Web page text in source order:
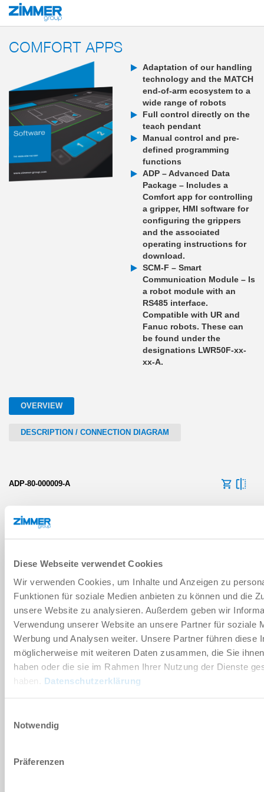
Diese Webseite verwendet Cookies
Wir verwenden Cookies, um Inhalte und Anzeigen zu
Funktionen für soziale Medien anbieten zu können und die
unsere Website zu analysieren. Außerdem geben wir
Verwendung unserer Website an unsere Partner für soziale
Werbung und Analysen weiter. Unsere Partner führen diese
möglicherweise mit weiteren Daten zusammen, die Sie
haben oder die sie im Rahmen Ihrer Nutzung der Dienste
haben. Datenschutzerklärung
Notwendig
Präferenzen
Start Products
COMFORT APPS
Adaptation of our handling
technology and the MATCH
end-of-arm ecosystem to a
wide range of robots
Full control directly on the
teach pendant
Manual control and pre-
defined programming
functions
ADP – Advanced Data
Package – Includes a
Comfort app for controlling
a gripper, HMI software for
configuring the grippers
and the associated
operating instructions for
download.
SCM-F – Smart
Communication Module – Is
a robot module with an
RS485 interface.
Compatible with UR and
Fanuc robots. These can
be found under the
designations LWR50F-xx-
xx-A.
OVERVIEW
DESCRIPTION / CONNECTION DIAGRAM
ADP-80-000009-A
Industrial series
Comfort app for Fanuc Industry
R-30iB Plus
ADP-80-000024-A
IO-Link